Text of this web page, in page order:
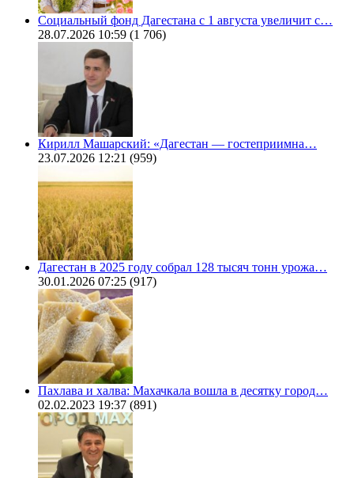
Социальный фонд Дагестана с 1 августа увеличит с…
28.07.2026 10:59 (1 706)
Кирилл Машарский: «Дагестан — гостеприимна…
23.07.2026 12:21 (959)
Дагестан в 2025 году собрал 128 тысяч тонн урожа…
30.01.2026 07:25 (917)
Пахлава и халва: Махачкала вошла в десятку город…
02.02.2023 19:37 (891)